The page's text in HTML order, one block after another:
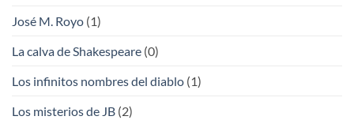
José M. Royo (1)
La calva de Shakespeare (0)
Los infinitos nombres del diablo (1)
Los misterios de JB (2)